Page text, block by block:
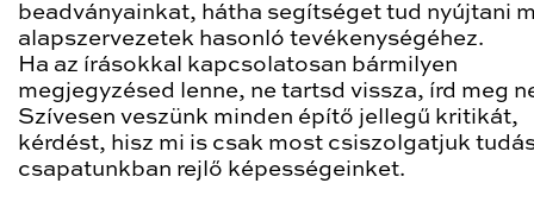
beadványainkat, hátha segítséget tud nyújtani
alapszervezetek hasonló tevékenységéhez.
Ha az írásokkal kapcsolatosan bármilyen
megjegyzésed lenne, ne tartsd vissza, írd meg
Szívesen veszünk minden építő jellegű kritikát,
kérdést, hisz mi is csak most csiszolgatjuk
csapatunkban rejlő képességeinket.